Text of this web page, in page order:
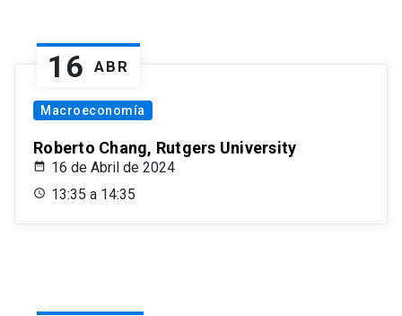
16 ABR
Macroeconomía
Roberto Chang, Rutgers University
16 de Abril de 2024
13:35 a 14:35